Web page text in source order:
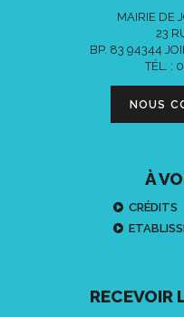
MAIRIE DE
23
BP. 83 94344
TÉL. :
NOUS
À
CRÉDITS
RECEVOIR